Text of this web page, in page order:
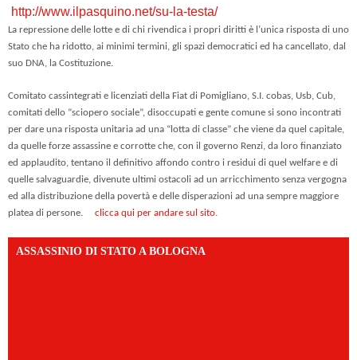
http://www.ilpasquino.net/su-la-testa/
La repressione delle lotte e di chi rivendica i propri diritti è l’unica risposta di uno
Stato che ha ridotto, ai minimi termini, gli spazi democratici ed ha cancellato, dal
suo DNA, la Costituzione.
Comitato cassintegrati e licenziati della Fiat di Pomigliano, S.I. cobas, Usb, Cub,
comitati dello “sciopero sociale”, disoccupati e gente comune si sono incontrati
per dare una risposta unitaria ad una “lotta di classe” che viene da quel capitale,
da quelle forze assassine e corrotte che, con il governo Renzi, da loro finanziato
ed applaudito, tentano il definitivo affondo contro i residui di quel welfare e di
quelle salvaguardie, divenute ultimi ostacoli ad un arricchimento senza vergogna
ed alla distribuzione della povertà e delle disperazioni ad una sempre maggiore
platea di persone. clicca qui per andare sul sito
ASSASSINIO DI STATO A BOLOGNA